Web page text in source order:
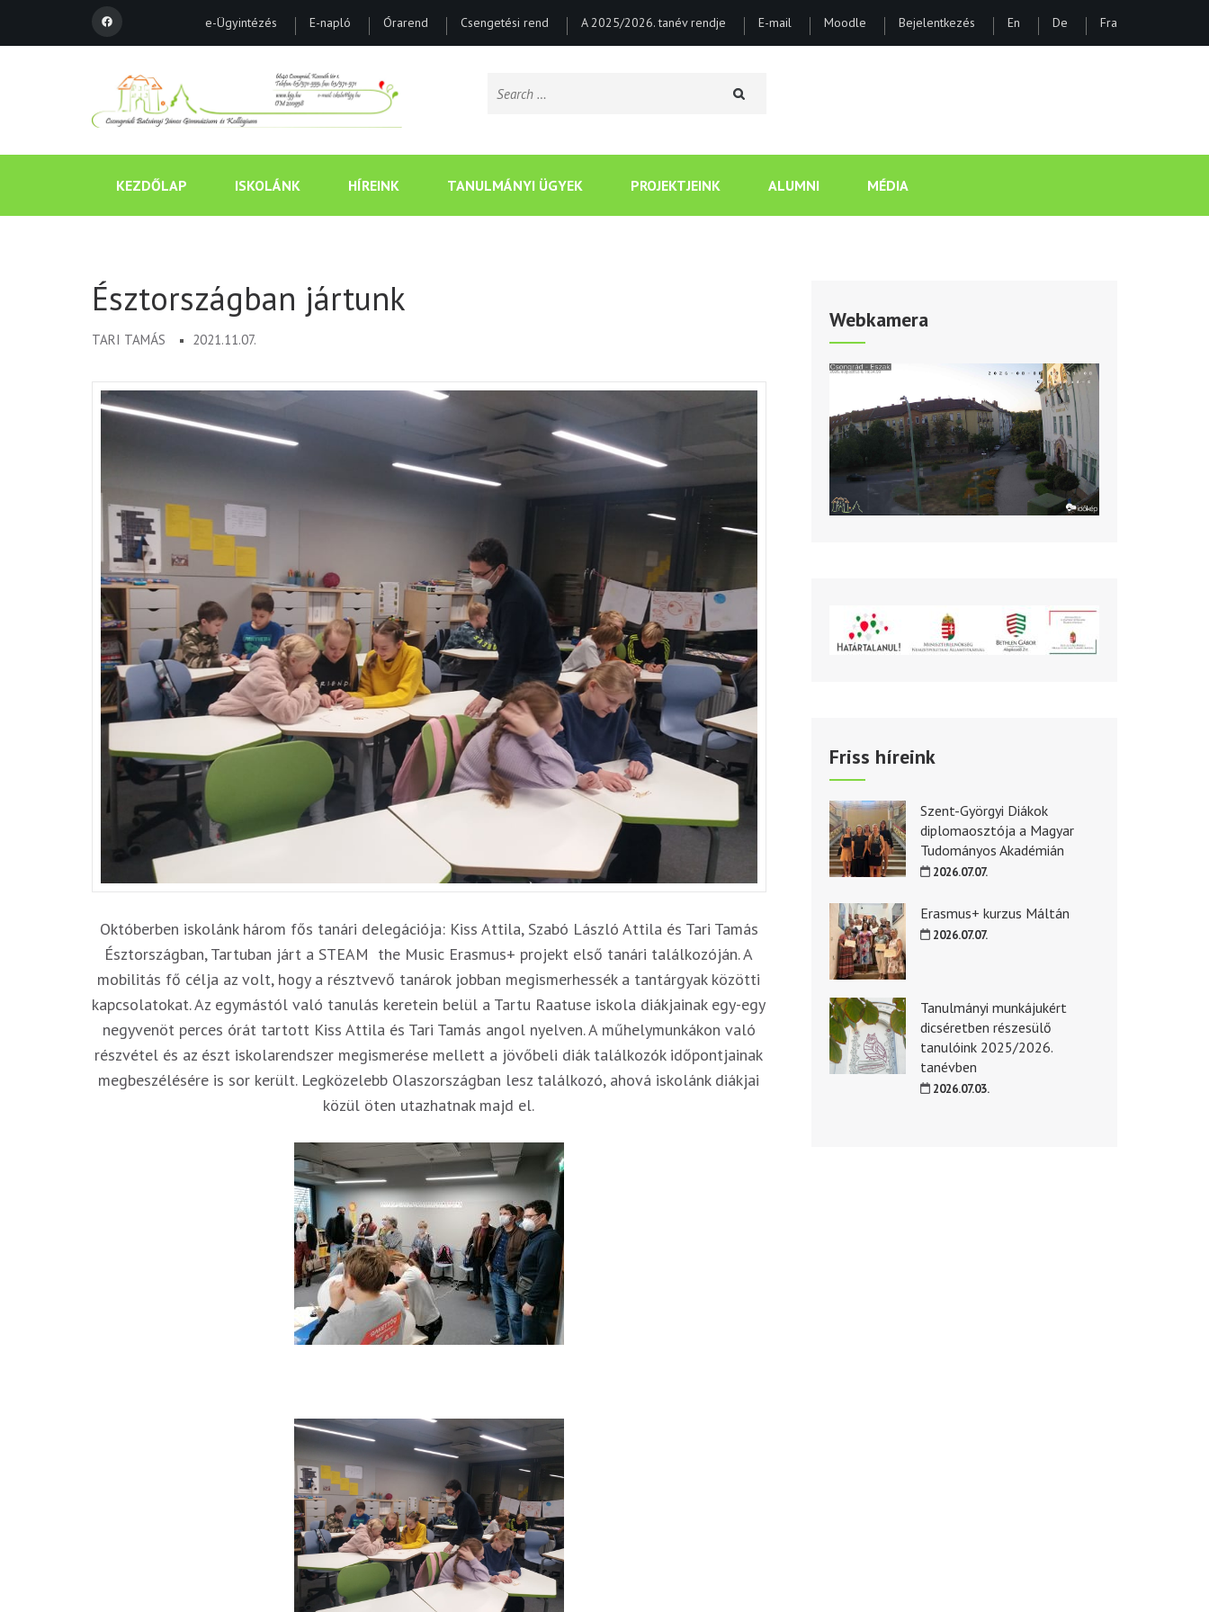
e-Ügyintézés E-napló Órarend Csengetési rend A 2025/2026. tanév rendje E-mail Moodle Bejelentkezés En De Fra
Search
KEZDŐLAP ISKOLÁNK HÍREINK TANULMÁNYI ÜGYEK PROJEKTJEINK ALUMNI MÉDIA
Észtországban jártunk
TARI TAMÁS 2021.11.07.
Októberben iskolánk három fős tanári delegációja: Kiss Attila, Szabó László Attila és Tari Tamás
Észtországban, Tartuban járt a STEAM the Music Erasmus+ projekt első tanári találkozóján. A
mobilitás fő célja az volt, hogy a résztvevő tanárok jobban megismerhessék a tantárgyak közötti
kapcsolatokat. Az egymástól való tanulás keretein belül a Tartu Raatuse iskola diákjainak egy-egy
negyvenöt perces órát tartott Kiss Attila és Tari Tamás angol nyelven. A műhelymunkákon való
részvétel és az észt iskolarendszer megismerése mellett a jövőbeli diák találkozók időpontjainak
megbeszélésére is sor került. Legközelebb Olaszországban lesz találkozó, ahová iskolánk diákjai
közül öten utazhatnak majd el.
Webkamera
Friss híreink
Szent-Györgyi Diákok
diplomaosztója a Magyar
Tudományos Akadémián
2026.07.07.
Erasmus+ kurzus Máltán
2026.07.07.
Tanulmányi munkájukért
dicséretben részesülő
tanulóink 2025/2026.
tanévben
2026.07.03.